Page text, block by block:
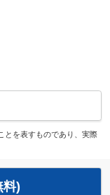
とを表すものであり、実際
料)